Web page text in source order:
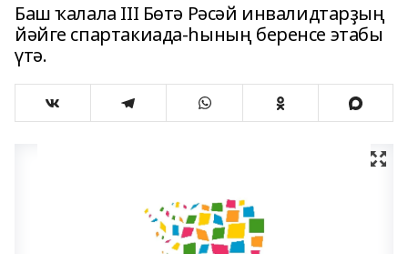
Баш ҡалала III Бөтә Рәсәй инвалидтарҙың
йәйге спартакиада-һының беренсе этабы
үтә.